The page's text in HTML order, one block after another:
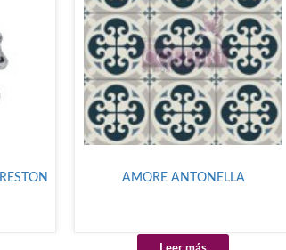
AMORE ANTONELLA